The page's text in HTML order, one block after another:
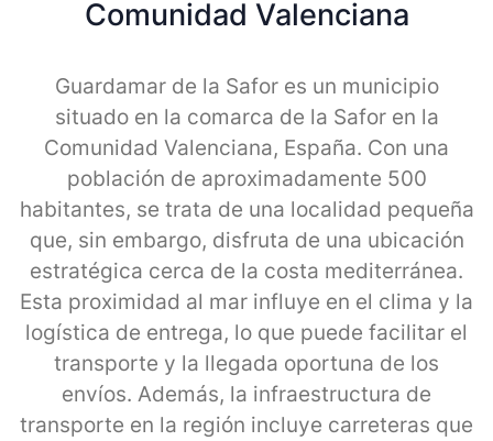
Comunidad Valenciana
Guardamar de la Safor es un municipio
situado en la comarca de la Safor en la
Comunidad Valenciana, España. Con una
población de aproximadamente 500
habitantes, se trata de una localidad pequeña
que, sin embargo, disfruta de una ubicación
estratégica cerca de la costa mediterránea.
Esta proximidad al mar influye en el clima y la
logística de entrega, lo que puede facilitar el
transporte y la llegada oportuna de los
envíos. Además, la infraestructura de
transporte en la región incluye carreteras que